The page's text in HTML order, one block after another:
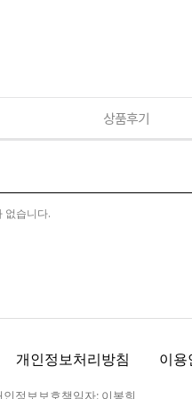
상품후기
없습니다.
개인정보처리방침 이용
정보보호책임자: 이봉희